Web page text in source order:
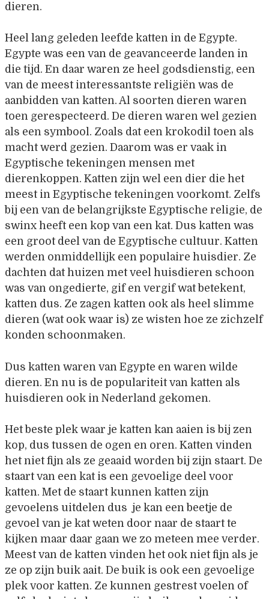
dieren.
Heel lang geleden leefde katten in de Egypte.
Egypte was een van de geavanceerde landen in
die tijd. En daar waren ze heel godsdienstig, een
van de meest interessantste religiën was de
aanbidden van katten. Al soorten dieren waren
toen gerespecteerd. De dieren waren wel gezien
als een symbool. Zoals dat een krokodil toen als
macht werd gezien. Daarom was er vaak in
Egyptische tekeningen mensen met
dierenkoppen. Katten zijn wel een dier die het
meest in Egyptische tekeningen voorkomt. Zelfs
bij een van de belangrijkste Egyptische religie, de
swinx heeft een kop van een kat. Dus katten was
een groot deel van de Egyptische cultuur. Katten
werden onmiddellijk een populaire huisdier. Ze
dachten dat huizen met veel huisdieren schoon
was van ongedierte, gif en vergif wat betekent,
katten dus. Ze zagen katten ook als heel slimme
dieren (wat ook waar is) ze wisten hoe ze zichzelf
konden schoonmaken.
Dus katten waren van Egypte en waren wilde
dieren. En nu is de populariteit van katten als
huisdieren ook in Nederland gekomen.
Het beste plek waar je katten kan aaien is bij zen
kop, dus tussen de ogen en oren. Katten vinden
het niet fijn als ze geaaid worden bij zijn staart. De
staart van een kat is een gevoelige deel voor
katten. Met de staart kunnen katten zijn
gevoelens uitdelen dus je kan een beetje de
gevoel van je kat weten door naar de staart te
kijken maar daar gaan we zo meteen mee verder.
Meest van de katten vinden het ook niet fijn als je
ze op zijn buik aait. De buik is ook een gevoelige
plek voor katten. Ze kunnen gestrest voelen of